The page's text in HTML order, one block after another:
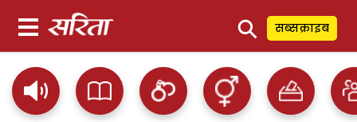
⚲ सब्सक्राइब